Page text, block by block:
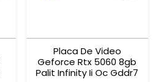
Placa De Video
Geforce Rtx 5060 8gb
Palit Infinity Ii Oc Gddr7